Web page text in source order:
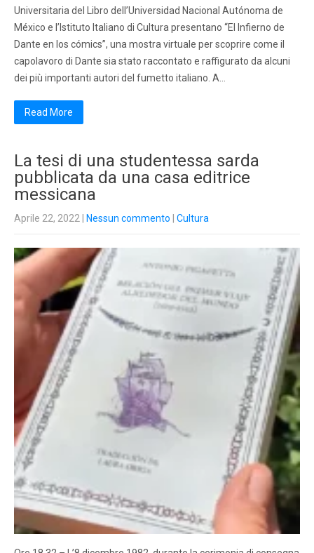
Universitaria del Libro dell’Universidad Nacional Autónoma de
México e l’Istituto Italiano di Cultura presentano “El Infierno de
Dante en los cómics”, una mostra virtuale per scoprire come il
capolavoro di Dante sia stato raccontato e raffigurato da alcuni
dei più importanti autori del fumetto italiano. A…
Read More
La tesi di una studentessa sarda
pubblicata da una casa editrice
messicana
Aprile 22, 2022 Nessun commento Cultura